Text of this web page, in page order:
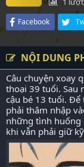
Facebook
NỘI DUNG
Câu chuyện xoay
thoại 39 tuổi. Sau
cậu bé 13 tuổi. Để
phải thâm nhập
những tình huống
khi vẫn phải giữ